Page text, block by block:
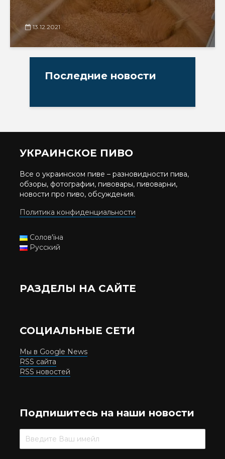
13.12.2021
Последние новости
УКРАИНСКОЕ ПИВО
Все о украинском пиве – разновидности пива,
обзоры, фотографии, пивовары, пивоварни,
новости про пиво, обсуждения.
Политика конфиденциальности
Солов'їна
Русский
РАЗДЕЛЫ НА САЙТЕ
СОЦИАЛЬНЫЕ СЕТИ
Мы в Google News
RSS сайта
RSS новостей
Подпишитесь на наши новости